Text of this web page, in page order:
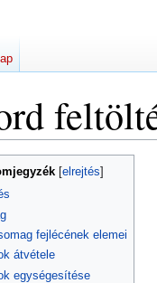
fejlécének elemei
átvétele
egységesítése